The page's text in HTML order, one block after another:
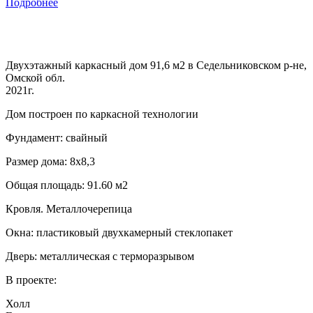
Подробнее
Двухэтажный каркасный дом 91,6 м2 в Седельниковском р-не,
Омской обл.
2021г.
Дом построен по каркасной технологии
Фундамент: свайный
Размер дома: 8х8,3
Общая площадь: 91.60 м2
Кровля. Металлочерепица
Окна: пластиковый двухкамерный стеклопакет
Дверь: металлическая с терморазрывом
В проекте:
Холл